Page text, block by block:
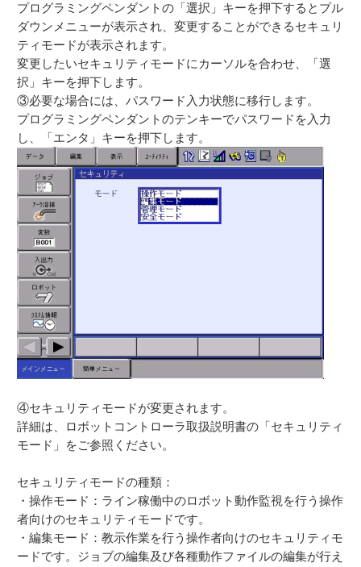
プログラミングペンダントの「選択」キーを押下するとプル
ダウンメニューが表示され、変更することができるセキュリ
ティモードが表示されます。
変更したいセキュリティモードにカーソルを合わせ、「選
択」キーを押下します。
③必要な場合には、パスワード入力状態に移行します。
プログラミングペンダントのテンキーでパスワードを入力
し、「エンタ」キーを押下します。
④セキュリティモードが変更されます。
詳細は、ロボットコントローラ取扱説明書の「セキュリティ
モード」をご参照ください。
セキュリティモードの種類：
・操作モード：ライン稼働中のロボット動作監視を行う操作
者向けのセキュリティモードです。
・編集モード：教示作業を行う操作者向けのセキュリティモ
ードです。ジョブの編集及び各種動作ファイルの編集が行え